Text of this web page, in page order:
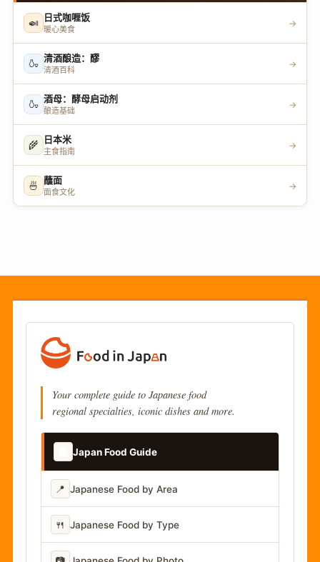
🍛 日式咖喱饭
暖心美食
→
🍶 清酒酿造：醪
清酒百科
→
🍶 酒母：酵母启动剂
酿造基础
→
🌾 日本米
主食指南
→
🍜 蘸面
面食文化
→
Your complete guide to Japanese food
regional specialties, iconic dishes and more.
Japan Food Guide
📍 Japanese Food by Area
🍴 Japanese Food by Type